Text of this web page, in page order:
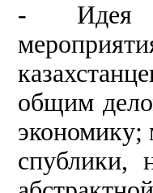
- Идея
общим
экономику;
спублики,